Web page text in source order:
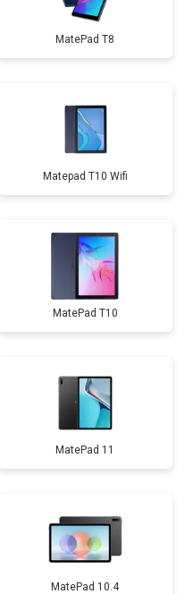
MatePad T8
Matepad T10 Wifi
MatePad T10
MatePad 11
MatePad 10.4